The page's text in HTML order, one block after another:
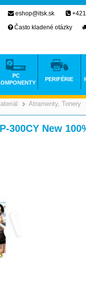
>
Atramenty, Tonery
300CY New
eshop@itsk.sk
Často kladené otázky
PC
PERIFÉRIE